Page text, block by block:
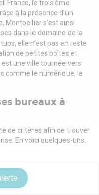
France, le troisième
à la présence d’un
Montpellier s’est ainsi
dans le domaine de la
elle n’est pas en reste
de petites boîtes et
une ville tournée vers
comme le numérique, la
bureaux à
de critères afin de trouver
En voici quelques-uns.
votre activité est bien
que certains quartiers